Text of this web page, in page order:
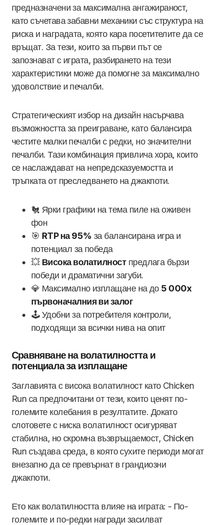
предназначени за максимална ангажираност,
като съчетава забавни механики със структура на
риска и наградата, която кара посетителите да се
връщат. За тези, които за първи път се
запознават с играта, разбирането на тези
характеристики може да помогне за максимално
удоволствие и печалби.
Стратегическият избор на дизайн насърчава
възможността за преиграване, като балансира
честите малки печалби с редки, но значителни
печалби. Тази комбинация привлича хора, които
се наслаждават на непредсказуемостта и
тръпката от преследването на джакпоти.
🐔 Ярки графики на тема пиле на оживен
фон
🎯 RTP на 95% за балансирана игра и
потенциал за победа
💥 Висока волатилностпредлага бързи
победи и драматични загуби.
💎 Максимално изплащане на до 5 000x
първоначалния ви залог
🕹️ Удобни за потребителя контроли,
подходящи за всички нива на опит
Сравняване на волатилността и
потенциала за изплащане
Заглавията с висока волатилност като Chicken
Run са предпочитани от тези, които ценят по-
големите колебания в резултатите. Докато
слотовете с ниска волатилност осигуряват
стабилна, но скромна възвръщаемост, Chicken
Run създава среда, в която сухите периоди могат
внезапно да се превърнат в грандиозни
джакпоти.
Ето как волатилността влияе на играта: - По-
големите и по-редки награди засилват